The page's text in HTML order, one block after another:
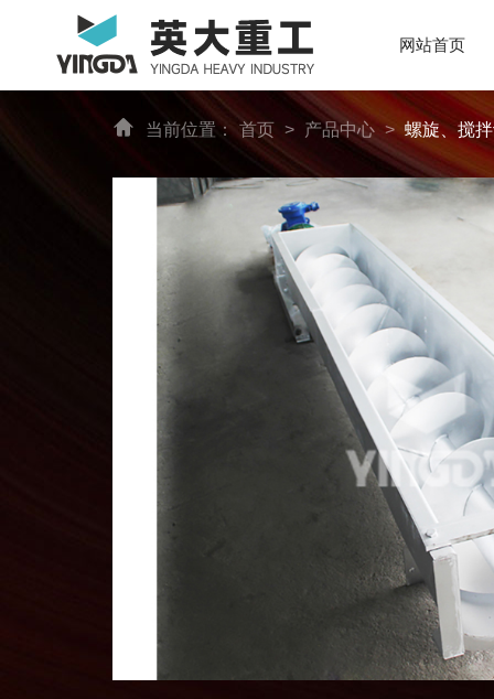
网站首页
当前位置： 首页 > 产品中心 > 螺旋、搅